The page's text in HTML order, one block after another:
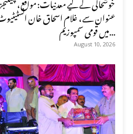
عنوان سے، غلام اسحاق خان
میں قومی سمپوزیم...
August 10, 2026